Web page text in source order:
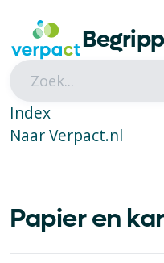
Index
Naar Verpact.nl
Papier en